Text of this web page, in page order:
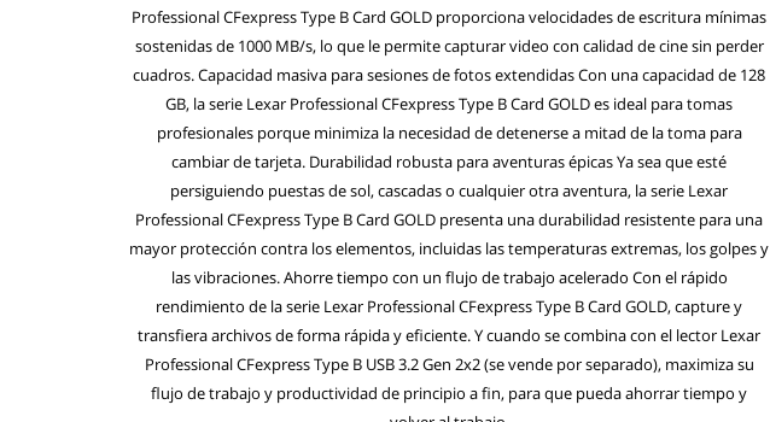
Professional CFexpress Type B Card GOLD proporciona velocidades de escritura mínimas
sostenidas de 1000 MB/s, lo que le permite capturar video con calidad de cine sin perder
cuadros. Capacidad masiva para sesiones de fotos extendidas Con una capacidad de 128
GB, la serie Lexar Professional CFexpress Type B Card GOLD es ideal para tomas
profesionales porque minimiza la necesidad de detenerse a mitad de la toma para
cambiar de tarjeta. Durabilidad robusta para aventuras épicas Ya sea que esté
persiguiendo puestas de sol, cascadas o cualquier otra aventura, la serie Lexar
Professional CFexpress Type B Card GOLD presenta una durabilidad resistente para una
mayor protección contra los elementos, incluidas las temperaturas extremas, los golpes y
las vibraciones. Ahorre tiempo con un flujo de trabajo acelerado Con el rápido
rendimiento de la serie Lexar Professional CFexpress Type B Card GOLD, capture y
transfiera archivos de forma rápida y eficiente. Y cuando se combina con el lector Lexar
Professional CFexpress Type B USB 3.2 Gen 2x2 (se vende por separado), maximiza su
flujo de trabajo y productividad de principio a fin, para que pueda ahorrar tiempo y